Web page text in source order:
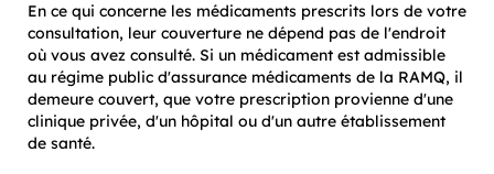
En ce qui concerne les médicaments prescrits lors de votre
consultation, leur couverture ne dépend pas de l'endroit
où vous avez consulté. Si un médicament est admissible
au régime public d'assurance médicaments de la RAMQ, il
demeure couvert, que votre prescription provienne d'une
clinique privée, d'un hôpital ou d'un autre établissement
de santé.